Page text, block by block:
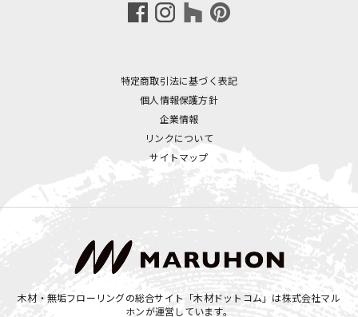
特定商取引法に基づく表記
個人情報保護方針
企業情報
リンクについて
サイトマップ
木材・無垢フローリングの総合サイト「木材ドットコム」は株式会社マル
ホンが運営しています。